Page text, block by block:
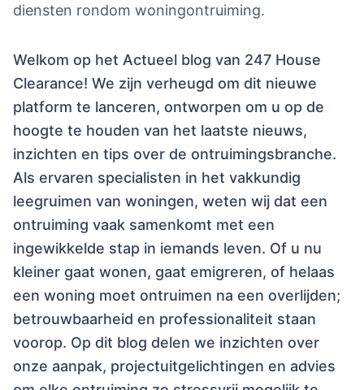
diensten rondom woningontruiming.
Welkom op het Actueel blog van 247 House
Clearance! We zijn verheugd om dit nieuwe
platform te lanceren, ontworpen om u op de
hoogte te houden van het laatste nieuws,
inzichten en tips over de ontruimingsbranche.
Als ervaren specialisten in het vakkundig
leegruimen van woningen, weten wij dat een
ontruiming vaak samenkomt met een
ingewikkelde stap in iemands leven. Of u nu
kleiner gaat wonen, gaat emigreren, of helaas
een woning moet ontruimen na een overlijden;
betrouwbaarheid en professionaliteit staan
voorop. Op dit blog delen we inzichten over
onze aanpak, projectuitgelichtingen en advies